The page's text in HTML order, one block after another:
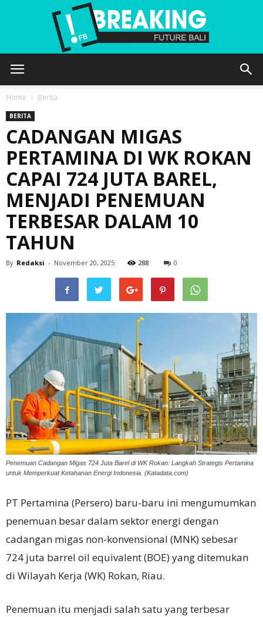
Bali
Home Berita
BERITA
CADANGAN MIGAS
PERTAMINA DI WK ROKAN
CAPAI 724 JUTA BAREL,
MENJADI PENEMUAN
TERBESAR DALAM 10
TAHUN
By Redaksi - November 20, 2025 288 0
Penemuan Cadangan Migas 724 Juta Barel di WK Rokan: Langkah Strategis Pertamina
untuk Memperkuat Ketahanan Energi Indonesia. (Katadata.com)
PT Pertamina (Persero) baru-baru ini mengumumkan
penemuan besar dalam sektor energi dengan
cadangan migas non-konvensional (MNK) sebesar
724 juta barrel oil equivalent (BOE) yang ditemukan
di Wilayah Kerja (WK) Rokan, Riau.
Penemuan itu menjadi salah satu yang terbesar